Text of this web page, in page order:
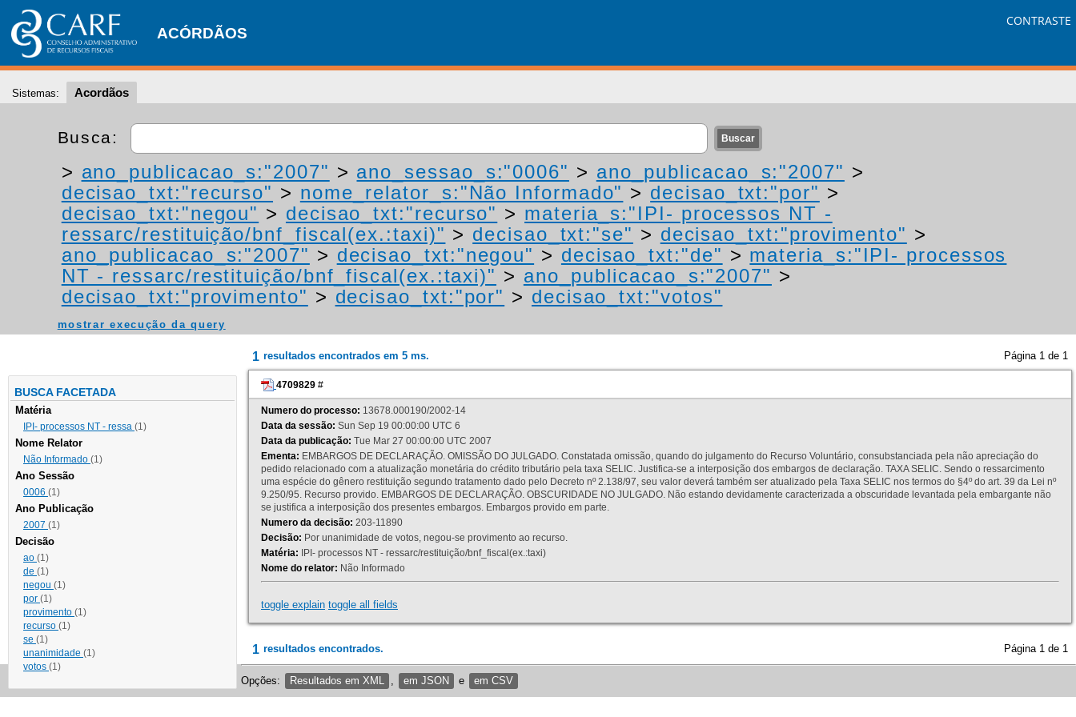
ACÓRDÃOS
CONTRASTE
Sistemas: Acordãos
Busca:
> ano_publicacao_s:"2007" > ano_sessao_s:"0006" > ano_publicacao_s:"2007" >
decisao_txt:"recurso" > nome_relator_s:"Não Informado" > decisao_txt:"por" >
decisao_txt:"negou" > decisao_txt:"recurso" > materia_s:"IPI- processos NT -
ressarc/restituição/bnf_fiscal(ex.:taxi)" > decisao_txt:"se" > decisao_txt:"provimento" >
ano_publicacao_s:"2007" > decisao_txt:"negou" > decisao_txt:"de" > materia_s:"IPI- processos
NT - ressarc/restituição/bnf_fiscal(ex.:taxi)" > ano_publicacao_s:"2007" >
decisao_txt:"provimento" > decisao_txt:"por" > decisao_txt:"votos"
mostrar execução da query
BUSCA FACETADA
Matéria
IPI- processos NT - ressa (1)
Nome Relator
Não Informado (1)
Ano Sessão
0006 (1)
Ano Publicação
2007 (1)
Decisão
ao (1)
de (1)
negou (1)
por (1)
provimento (1)
recurso (1)
se (1)
unanimidade (1)
votos (1)
1 resultados encontrados em 5 ms. Página 1 de 1
4709829 #
Numero do processo: 13678.000190/2002-14
Data da sessão: Sun Sep 19 00:00:00 UTC 6
Data da publicação: Tue Mar 27 00:00:00 UTC 2007
Ementa: EMBARGOS DE DECLARAÇÃO. OMISSÃO DO JULGADO. Constatada omissão, quando do julgamento do Recurso Voluntário, consubstanciada pela não apreciação do
pedido relacionado com a atualização monetária do crédito tributário pela taxa SELIC. Justifica-se a interposição dos embargos de declaração. TAXA SELIC. Sendo o ressarcimento
uma espécie do gênero restituição segundo tratamento dado pelo Decreto nº 2.138/97, seu valor deverá também ser atualizado pela Taxa SELIC nos termos do §4º do art. 39 da Lei nº
9.250/95. Recurso provido. EMBARGOS DE DECLARAÇÃO. OBSCURIDADE NO JULGADO. Não estando devidamente caracterizada a obscuridade levantada pela embargante não
se justifica a interposição dos presentes embargos. Embargos provido em parte.
Numero da decisão: 203-11890
Decisão: Por unanimidade de votos, negou-se provimento ao recurso.
Matéria: IPI- processos NT - ressarc/restituição/bnf_fiscal(ex.:taxi)
Nome do relator: Não Informado
toggle explain toggle all fields
1 resultados encontrados. Página 1 de 1
Opções: Resultados em XML em JSON e em CSV